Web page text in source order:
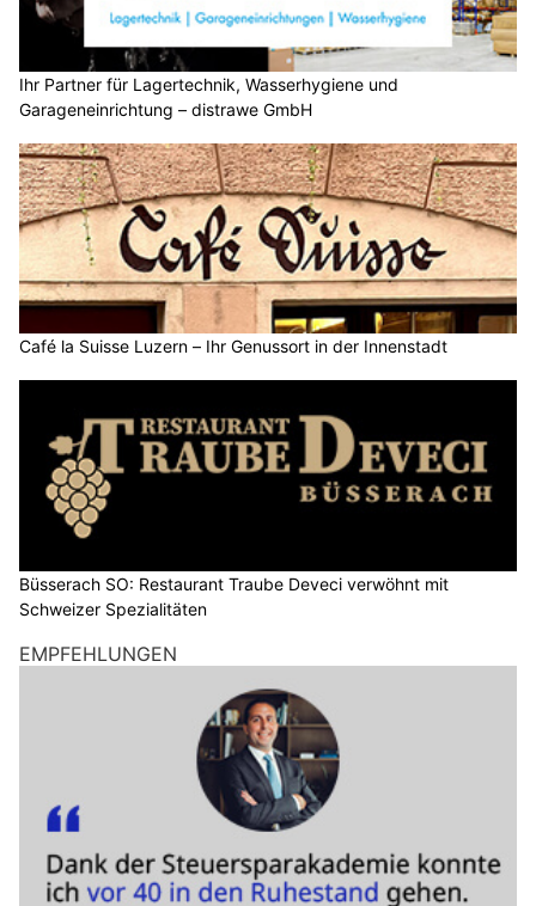
Ihr Partner für Lagertechnik, Wasserhygiene und
Garageneinrichtung – distrawe GmbH
Café la Suisse Luzern – Ihr Genussort in der Innenstadt
Büsserach SO: Restaurant Traube Deveci verwöhnt mit
Schweizer Spezialitäten
EMPFEHLUNGEN